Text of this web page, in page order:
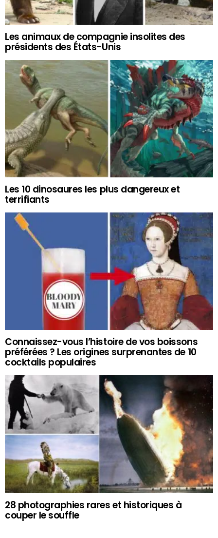
Les animaux de compagnie insolites des
présidents des États-Unis
Les 10 dinosaures les plus dangereux et
terrifiants
Connaissez-vous l’histoire de vos boissons
préférées ? Les origines surprenantes de 10
cocktails populaires
28 photographies rares et historiques à
couper le souffle